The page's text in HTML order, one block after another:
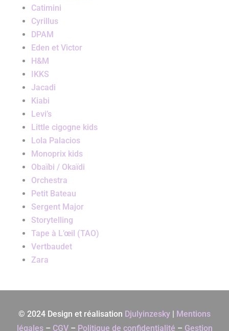
Catimini
Cyrillus
DPAM
Eden et Victor
H&M
IKKS
Jacadi
Kiabi
Levi’s
Little cigogne kids
Lola Palacios
Monoprix kids
Obaïbi / Okaïdi
Orchestra
Petit Bateau
Sergent Major
Storytelling
Tape à L’œil (TAO)
Vertbaudet
Zara
© 2024 Design et réalisation Djulyinzesky | Mentions
légales– CGV– Politique de confidentialité – Gestion